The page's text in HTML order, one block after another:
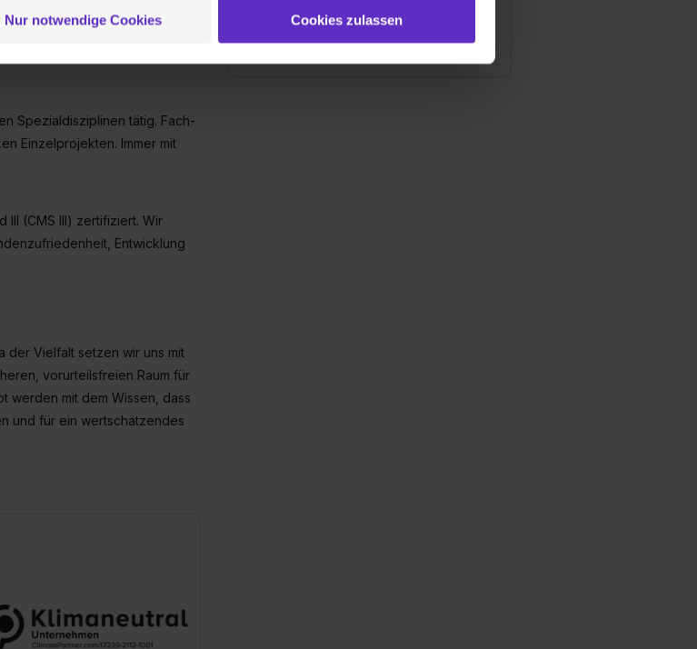
von „Social Media und Marketing“ bist du auch damit
externe Inhalte (z.B. Videos oder Posts) angezeigt und hierfür
über die Checkboxen und klick auf „Auswahl erlauben“. Die
„Präferenzen“, „Statistiken“ und „Social Media und Marketing“
Daten in die USA (Art. 49 Abs. 1 S. 1 lit. a) DS-GVO). Die USA
Informationen zu den einzelnen Cookies findest du durch Klick auf
,Impressum
Nur notwendige Cookies Cookies zulassen
Mitarbeiter
105
und verteidigen ihn. Ohne
Spezialdisziplinen tätig. Fach-
Einzelprojekten. Immer mit
III (CMS III) zertifiziert. Wir
Entwicklung
der Vielfalt setzen wir uns mit
vorurteilsfreien Raum für
werden mit dem Wissen, dass
und für ein wertschätzendes